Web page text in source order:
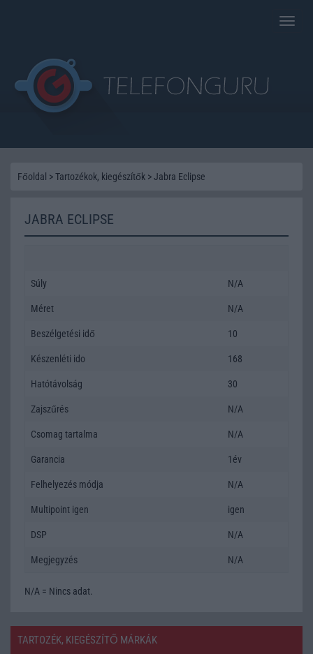
Toggle
Főoldal >Tartozékok, kiegészítők >Jabra Eclipse
JABRA ECLIPSE
Súly N/A
Méret N/A
Beszélgetési idő 10
Készenléti ido 168
Hatótávolság 30
Zajszűrés N/A
Csomag tartalma N/A
Garancia 1év
Felhelyezés módja N/A
Multipoint igen igen
DSP N/A
Megjegyzés N/A
N/A = Nincs adat.
TARTOZÉK, KIEGÉSZÍTŐ MÁRKÁK